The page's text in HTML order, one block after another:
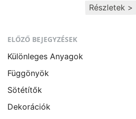
Részletek >
ELŐZŐ BEJEGYZÉSEK
Különleges Anyagok
Függönyök
Sötétítők
Dekorációk